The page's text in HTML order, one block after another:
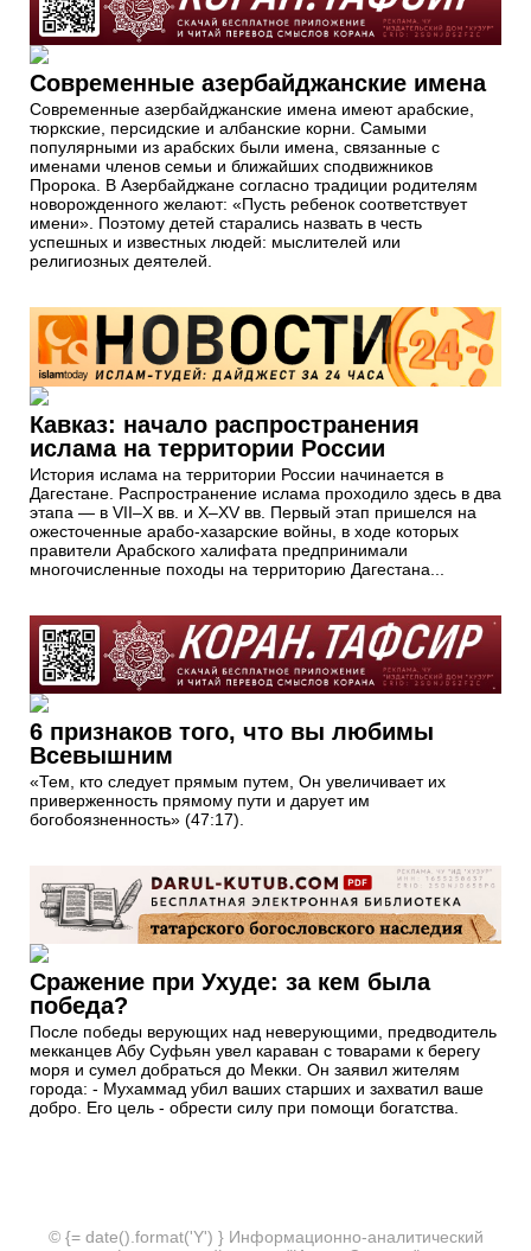
Современные азербайджанские имена
Современные азербайджанские имена имеют арабские,
тюркские, персидские и албанские корни. Самыми
популярными из арабских были имена, связанные с
именами членов семьи и ближайших сподвижников
Пророка. В Азербайджане согласно традиции родителям
новорожденного желают: «Пусть ребенок соответствует
имени». Поэтому детей старались назвать в честь
успешных и известных людей: мыслителей или
религиозных деятелей.
Кавказ: начало распространения
ислама на территории России
История ислама на территории России начинается в
Дагестане. Распространение ислама проходило здесь в два
этапа — в VII–X вв. и X–XV вв. Первый этап пришелся на
ожесточенные арабо-хазарские войны, в ходе которых
правители Арабского халифата предпринимали
многочисленные походы на территорию Дагестана...
6 признаков того, что вы любимы
Всевышним
«Тем, кто следует прямым путем, Он увеличивает их
приверженность прямому пути и дарует им
богобоязненность» (47:17).
Сражение при Ухуде: за кем была
победа?
После победы верующих над неверующими, предводитель
мекканцев Абу Суфьян увел караван с товарами к берегу
моря и сумел добраться до Мекки. Он заявил жителям
города: - Мухаммад убил ваших старших и захватил ваше
добро. Его цель - обрести силу при помощи богатства.
© {= date().format('Y') } Информационно-аналитический